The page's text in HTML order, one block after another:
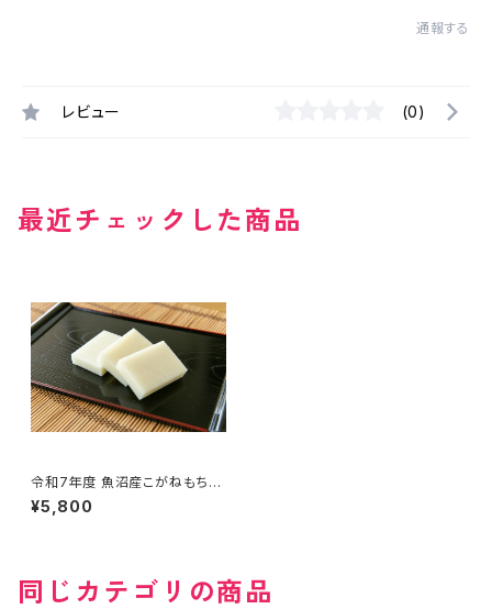
通報する
レビュー (0)
最近チェックした商品
令和7年度 魚沼産こがねもち
『杵つき餅 白餅 5パック入り』（1
パック９枚入り）
¥5,800
同じカテゴリの商品